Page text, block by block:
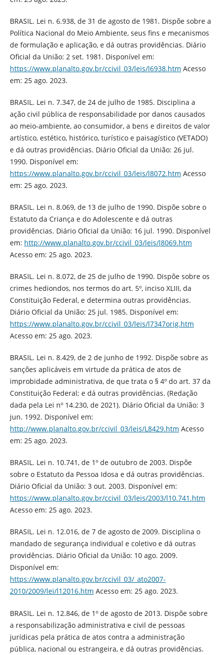
BRASIL. Lei n. 6.938, de 31 de agosto de 1981. Dispõe sobre a
Política Nacional do Meio Ambiente, seus fins e mecanismos
de formulação e aplicação, e dá outras providências. Diário
Oficial da União: 2 set. 1981. Disponível em:
https://www.planalto.gov.br/ccivil_03/leis/l6938.htm Acesso
em: 25 ago. 2023.
BRASIL. Lei n. 7.347, de 24 de julho de 1985. Disciplina a
ação civil pública de responsabilidade por danos causados
ao meio-ambiente, ao consumidor, a bens e direitos de valor
artístico, estético, histórico, turístico e paisagístico (VETADO)
e dá outras providências. Diário Oficial da União: 26 jul.
1990. Disponível em:
https://www.planalto.gov.br/ccivil_03/leis/l8072.htm Acesso
em: 25 ago. 2023.
BRASIL. Lei n. 8.069, de 13 de julho de 1990. Dispõe sobre o
Estatuto da Criança e do Adolescente e dá outras
providências. Diário Oficial da União: 16 jul. 1990. Disponível
em: http://www.planalto.gov.br/ccivil_03/leis/l8069.htm
Acesso em: 25 ago. 2023.
BRASIL. Lei n. 8.072, de 25 de julho de 1990. Dispõe sobre os
crimes hediondos, nos termos do art. 5º, inciso XLIII, da
Constituição Federal, e determina outras providências.
Diário Oficial da União: 25 jul. 1985. Disponível em:
https://www.planalto.gov.br/ccivil_03/leis/l7347orig.htm
Acesso em: 25 ago. 2023.
BRASIL. Lei n. 8.429, de 2 de junho de 1992. Dispõe sobre as
sanções aplicáveis em virtude da prática de atos de
improbidade administrativa, de que trata o § 4º do art. 37 da
Constituição Federal; e dá outras providências. (Redação
dada pela Lei nº 14.230, de 2021). Diário Oficial da União: 3
jun. 1992. Disponível em:
http://www.planalto.gov.br/ccivil_03/leis/L8429.htm Acesso
em: 25 ago. 2023.
BRASIL. Lei n. 10.741, de 1º de outubro de 2003. Dispõe
sobre o Estatuto da Pessoa Idosa e dá outras providências.
Diário Oficial da União: 3 out. 2003. Disponível em:
https://www.planalto.gov.br/ccivil_03/leis/2003/l10.741.htm
Acesso em: 25 ago. 2023.
BRASIL. Lei n. 12.016, de 7 de agosto de 2009. Disciplina o
mandado de segurança individual e coletivo e dá outras
providências. Diário Oficial da União: 10 ago. 2009.
Disponível em:
https://www.planalto.gov.br/ccivil_03/_ato2007-
2010/2009/lei/l12016.htm Acesso em: 25 ago. 2023.
BRASIL. Lei n. 12.846, de 1º de agosto de 2013. Dispõe sobre
a responsabilização administrativa e civil de pessoas
jurídicas pela prática de atos contra a administração
pública, nacional ou estrangeira, e dá outras providências.